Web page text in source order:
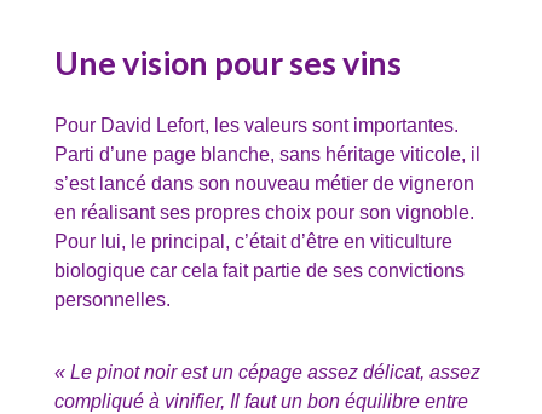
Une vision pour ses vins
Pour David Lefort, les valeurs sont importantes.
Parti d’une page blanche, sans héritage viticole, il
s’est lancé dans son nouveau métier de vigneron
en réalisant ses propres choix pour son vignoble.
Pour lui, le principal, c’était d’être en viticulture
biologique car cela fait partie de ses convictions
personnelles.
« Le pinot noir est un cépage assez délicat, assez
compliqué à vinifier, Il faut un bon équilibre entre